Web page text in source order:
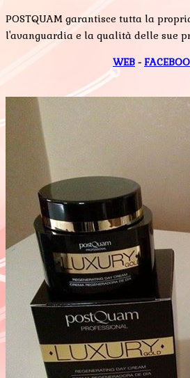
POSTQUAM garantisce tutta la
l'avanguardia e la qualità delle sue
WEB -